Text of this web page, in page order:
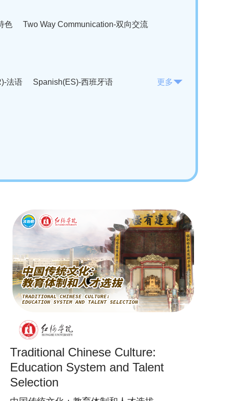
色 Two Way Communication-双向交流
法语
Spanish(ES)-西班牙语
更多
Traditional Chinese Culture:
Education System and Talent
Selection